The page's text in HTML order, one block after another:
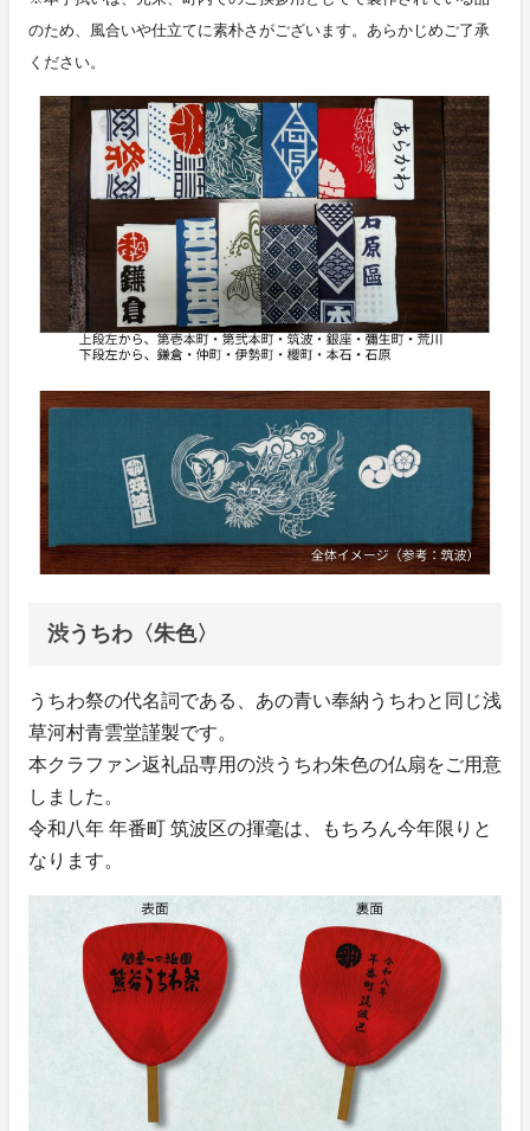
のため、風合いや仕立てに素朴さがございます。あらかじめご了承
ください。
渋うちわ〈朱色〉
うちわ祭の代名詞である、あの青い奉納うちわと同じ浅
草河村青雲堂謹製です。
本クラファン返礼品専用の渋うちわ朱色の仏扇をご用意
しました。
令和八年 年番町 筑波区の揮毫は、もちろん今年限りと
なります。